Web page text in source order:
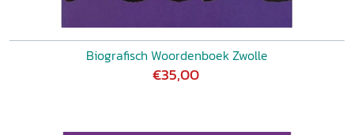
Biografisch Woordenboek Zwolle
€35,00